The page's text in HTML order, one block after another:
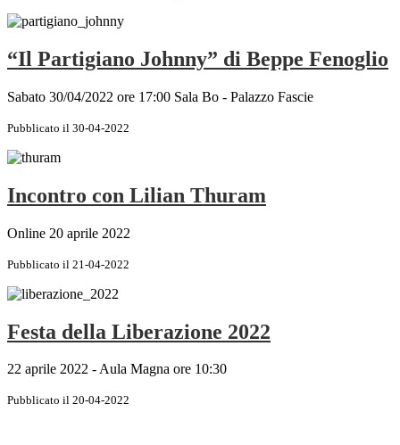
“Il Partigiano Johnny” di Beppe Fenoglio
Sabato 30/04/2022 ore 17:00 Sala Bo - Palazzo Fascie
Pubblicato il 30-04-2022
Incontro con Lilian Thuram
Online 20 aprile 2022
Pubblicato il 21-04-2022
Festa della Liberazione 2022
22 aprile 2022 - Aula Magna ore 10:30
Pubblicato il 20-04-2022